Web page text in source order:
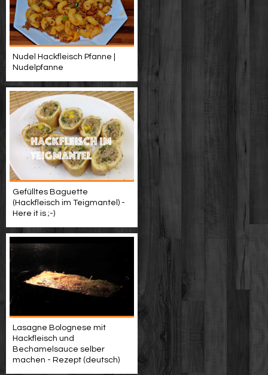
Nudel Hackfleisch Pfanne |
Nudelpfanne
Gefülltes Baguette
(Hackfleisch im Teigmantel) -
Here it is ;-)
Lasagne Bolognese mit
Hackfleisch und
Bechamelsauce selber
machen - Rezept (deutsch)